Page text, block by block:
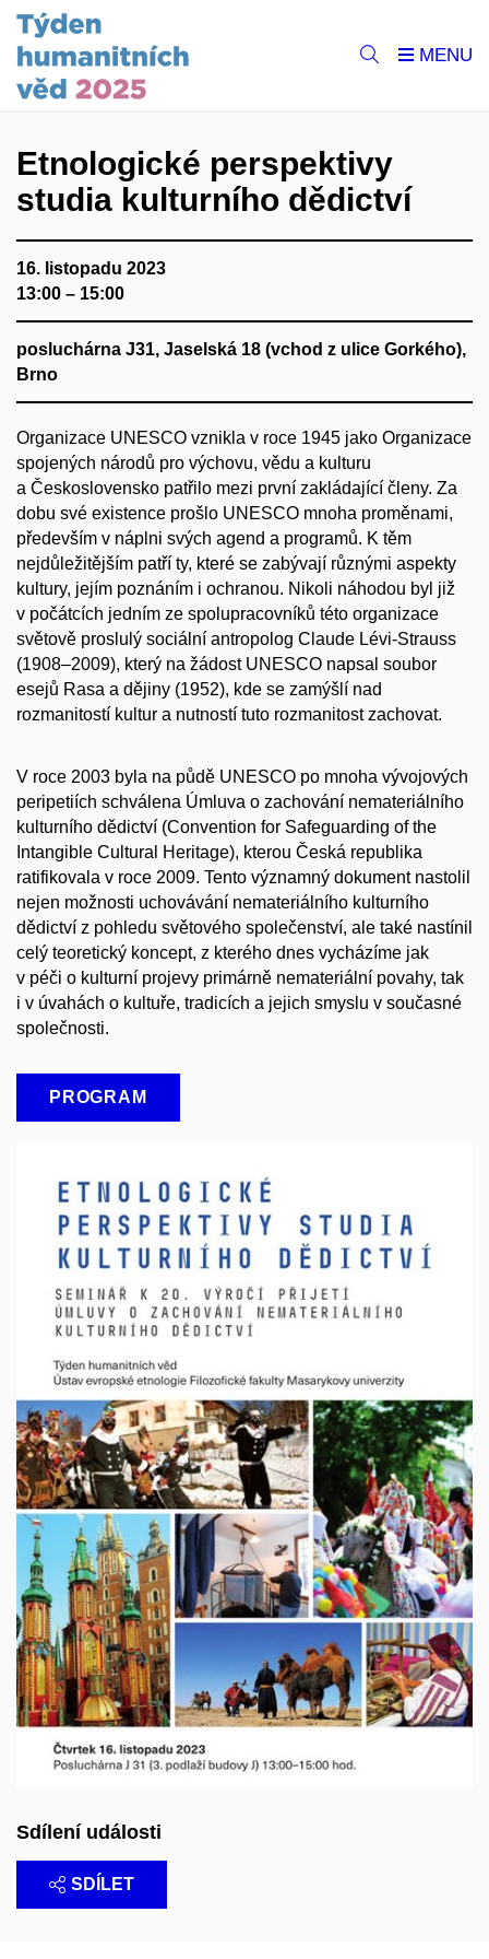
Etnologické perspektivy
studia kulturního dědictví
16. listopadu 2023
13:00 – 15:00
posluchárna J31, Jaselská 18 (vchod z ulice Gorkého),
Brno
Organizace UNESCO vznikla v roce 1945 jako Organizace
spojených národů pro výchovu, vědu a kulturu
a Československo patřilo mezi první zakládající členy. Za
dobu své existence prošlo UNESCO mnoha proměnami,
především v náplni svých agend a programů. K těm
nejdůležitějším patří ty, které se zabývají různými aspekty
kultury, jejím poznáním i ochranou. Nikoli náhodou byl již
v počátcích jedním ze spolupracovníků této organizace
světově proslulý sociální antropolog Claude Lévi-Strauss
(1908–2009), který na žádost UNESCO napsal soubor
esejů Rasa a dějiny (1952), kde se zamýšlí nad
rozmanitostí kultur a nutností tuto rozmanitost zachovat.
V roce 2003 byla na půdě UNESCO po mnoha vývojových
peripetiích schválena Úmluva o zachování nemateriálního
kulturního dědictví (Convention for Safeguarding of the
Intangible Cultural Heritage), kterou Česká republika
ratifikovala v roce 2009. Tento významný dokument nastolil
nejen možnosti uchovávání nemateriálního kulturního
dědictví z pohledu světového společenství, ale také nastínil
celý teoretický koncept, z kterého dnes vycházíme jak
v péči o kulturní projevy primárně nemateriální povahy, tak
i v úvahách o kultuře, tradicích a jejich smyslu v současné
společnosti.
PROGRAM
Sdílení události
SDÍLET